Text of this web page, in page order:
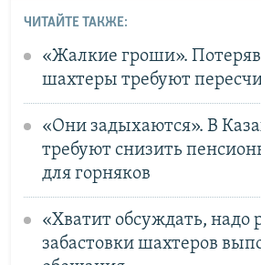
ЧИТАЙТЕ ТАКЖЕ:
«Жалкие гроши».
шахтеры требуют
«Они задыхаются». В
требуют снизить
для горняков
«Хватит обсуждать, надо
забастовки шахтеров